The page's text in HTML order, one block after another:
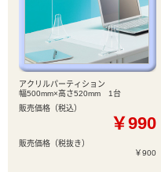
アクリルパーティション
幅500mm×高さ520mm 1台
販売価格（税込）
￥990
販売価格（税抜き）
￥900